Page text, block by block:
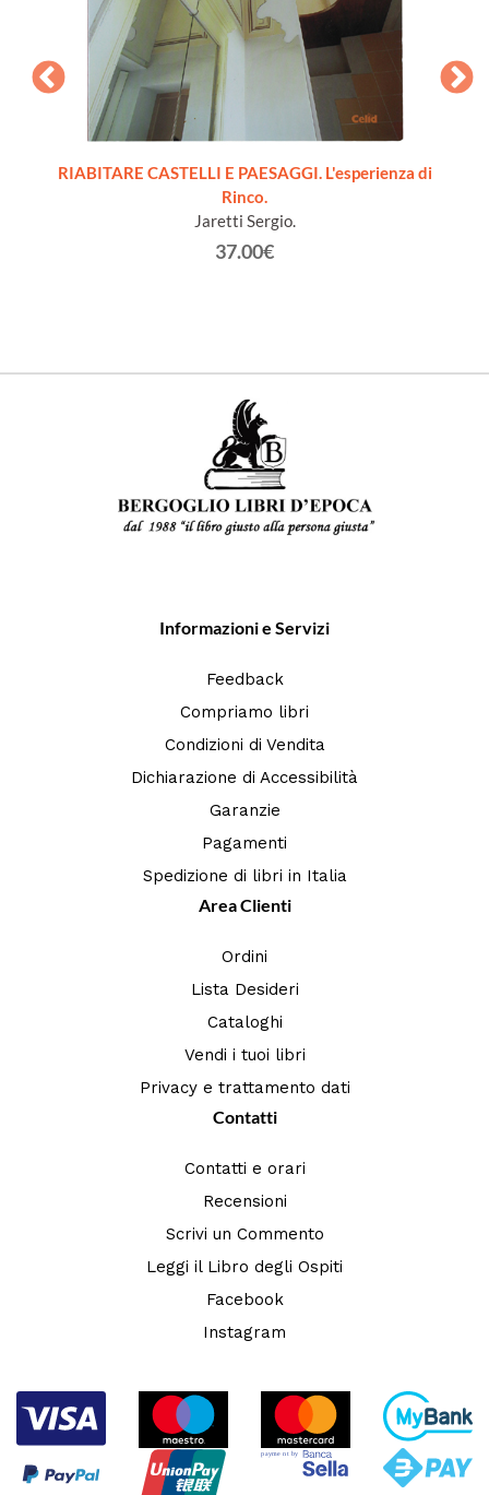
RIABITARE CASTELLI E PAESAGGI. L'esperienza di
Rinco.
Jaretti Sergio.
37.00€
Informazioni e Servizi
Feedback
Compriamo libri
Condizioni di Vendita
Dichiarazione di Accessibilità
Garanzie
Pagamenti
Spedizione di libri in Italia
Area Clienti
Ordini
Lista Desideri
Cataloghi
Vendi i tuoi libri
Privacy e trattamento dati
Contatti
Contatti e orari
Recensioni
Scrivi un Commento
Leggi il Libro degli Ospiti
Facebook
Instagram